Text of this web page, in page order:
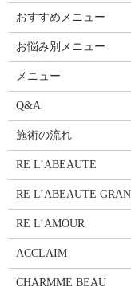
おすすめメニュー
お悩み別メニュー
メニュー
Q&A
施術の流れ
RE L’ABEAUTE
RE L’ABEAUTE
RE L’AMOUR
ACCLAIM
CHARMME BEAU